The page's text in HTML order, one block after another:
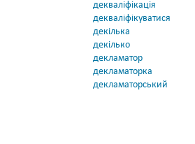
декваліфікація
декваліфікуватися
декілька
декілько
декламатор
декламаторка
декламаторський